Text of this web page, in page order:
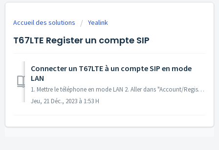
Accueil des solutions Yealink
T67LTE Register un compte SIP
Connecter un T67LTE à un compte SIP en mode
LAN
1. Mettre le téléphone en mode LAN 2. Aller dans "Account/Register" Guide d'utilisation : https://scache.vzw.com/content/dam/support/p...
Jeu, 21 Déc., 2023 à 1:53 H